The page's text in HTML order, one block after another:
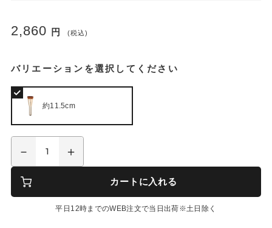
2,860 円 (税込)
バリエーションを選択してください
約11.5cm
カートに入れる
平日12時までのWEB注文で当日出荷※土日除く